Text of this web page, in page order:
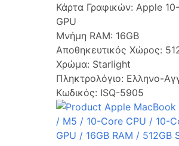
Κάρτα Γραφικών: Apple
GPU
Μνήμη RAM: 16GB
Αποθηκευτικός Χώρος:
Χρώμα: Starlight
Πληκτρολόγιο: Ελληνο-
Κωδικός: ISQ-5905